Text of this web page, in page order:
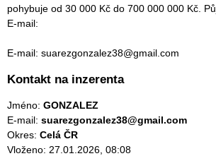
pohybuje od 30 000 Kč do 700 000 000 Kč.
E-mail:
E-mail: suarezgonzalez38@gmail.com
Kontakt na inzerenta
Jméno: GONZALEZ
E-mail: suarezgonzalez38@gmail.com
Okres: Celá ČR
Vloženo: 27.01.2026, 08:08